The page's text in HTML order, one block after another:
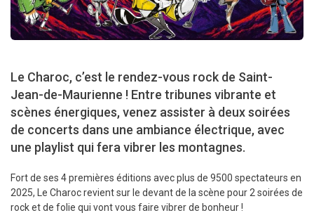
Le Charoc, c’est le rendez-vous rock de Saint-
Jean-de-Maurienne ! Entre tribunes vibrante et
scènes énergiques, venez assister à deux soirées
de concerts dans une ambiance électrique, avec
une playlist qui fera vibrer les montagnes.
Fort de ses 4 premières éditions avec plus de 9500 spectateurs en
2025, Le Charoc revient sur le devant de la scène pour 2 soirées de
rock et de folie qui vont vous faire vibrer de bonheur !